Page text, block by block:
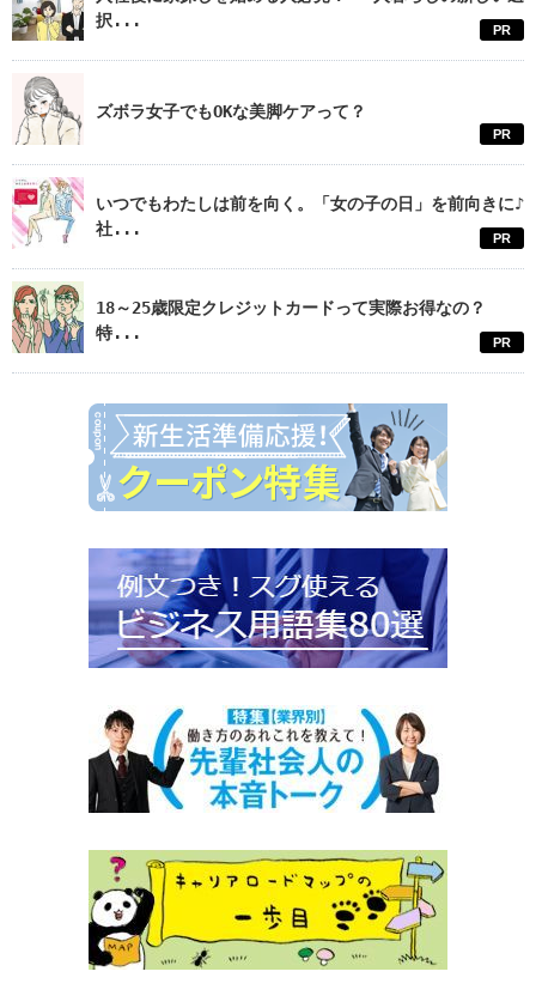
択...
PR
ズボラ女子でもOKな美脚ケアって？
PR
いつでもわたしは前を向く。「女の子の日」を前向きに♪
社...
PR
18～25歳限定クレジットカードって実際お得なの？
特...
PR